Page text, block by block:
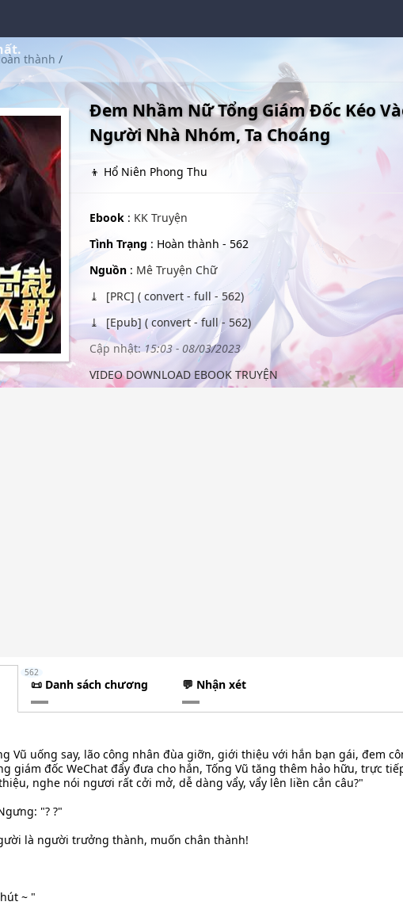
thành /
Đem Nhầm Nữ Tổng Giám Đốc Kéo
Người Nhà Nhóm, Ta Choáng
👦 Hổ Niên Phong Thu
Ebook : KK Truyện
Tình Trạng : Hoàn thành - 562
Nguồn: Mê Truyện Chữ
[PRC] ( convert - full - 562)
[Epub] ( convert - full - 562)
Cập nhật:15:03 - 08/03/2023
VIDEO DOWNLOAD EBOOK TRUYỆN
📜 Danh sách chương
562
💬 Nhận xét
Vũ uống say, lão công nhân đùa giỡn, giới thiệu với hắn bạn gái, đem
giám đốc WeChat đẩy đưa cho hắn, Tống Vũ tăng thêm hảo hữu, trực
nghe nói ngươi rất cởi mở, dễ dàng vẩy, vẩy lên liền cắn câu?"
"? ?"
là người trưởng thành, muốn chân thành!
~ "